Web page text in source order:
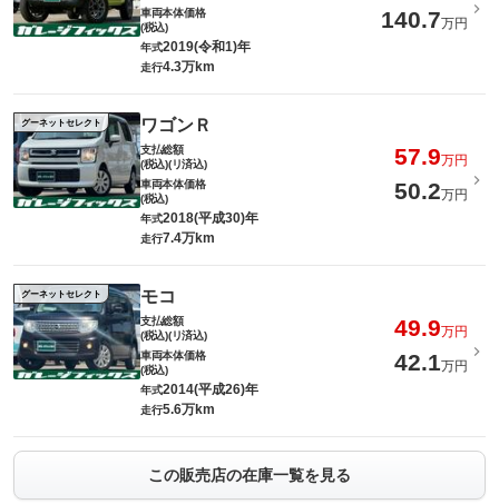
車両本体価格
(税込)
140.7万円
年式2019(令和1)年
走行4.3万km
グーネットセレクト ワゴンＲ
支払総額
(税込)(リ済込)
57.9万円
車両本体価格
(税込)
50.2万円
年式2018(平成30)年
走行7.4万km
グーネットセレクト モコ
支払総額
(税込)(リ済込)
49.9万円
車両本体価格
(税込)
42.1万円
年式2014(平成26)年
走行5.6万km
この販売店の在庫一覧を見る